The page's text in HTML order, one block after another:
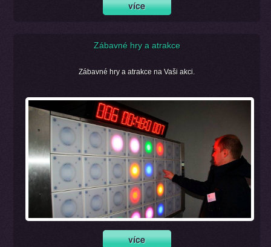
Zábavné hry a atrakce
Zábavné hry a atrakce na Vaši akci.